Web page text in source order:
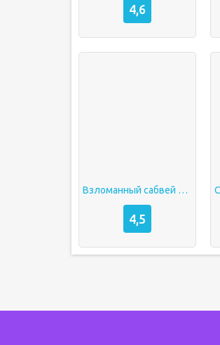
4,6
Взломанный сабвей серф
4,5